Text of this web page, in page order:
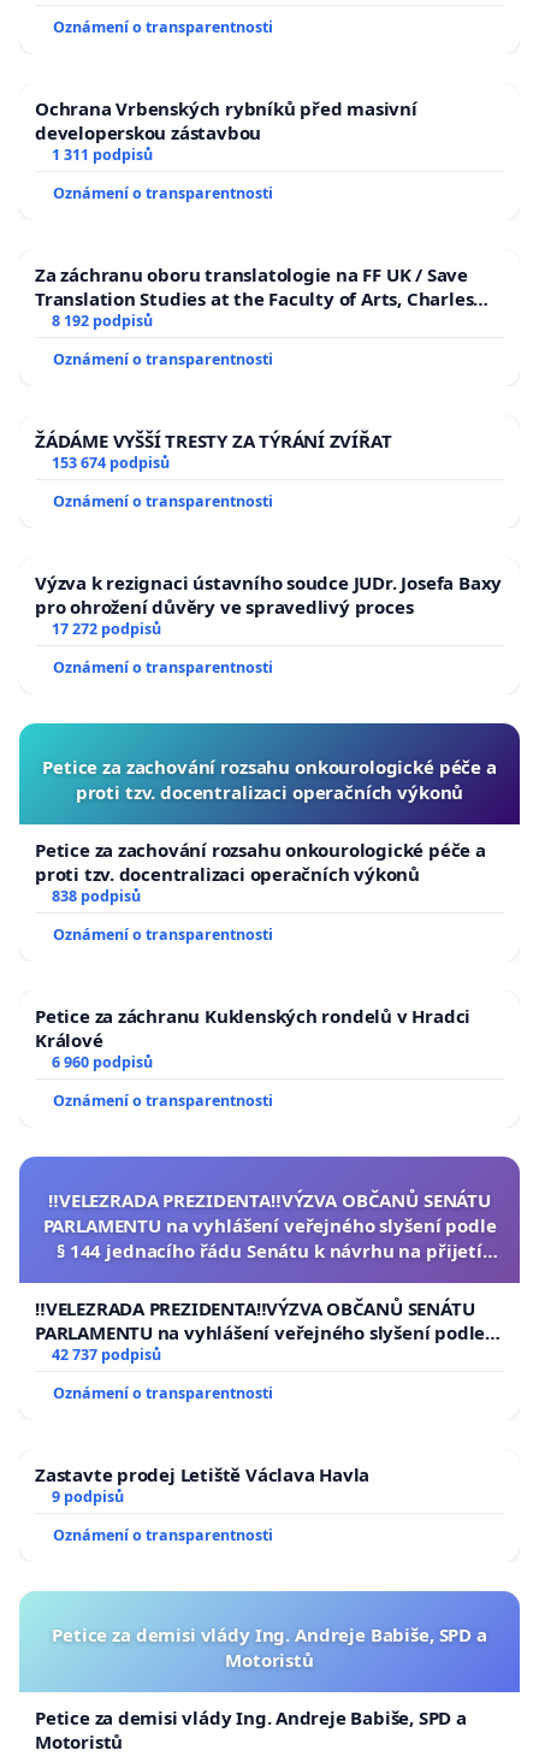
Oznámení o transparentnosti
Ochrana Vrbenských rybníků před masivní
developerskou zástavbou
1 311 podpisů
Oznámení o transparentnosti
Za záchranu oboru translatologie na FF UK / Save
Translation Studies at the Faculty of Arts, Charles
University
8 192 podpisů
Oznámení o transparentnosti
ŽÁDÁME VYŠŠÍ TRESTY ZA TÝRÁNÍ ZVÍŘAT
153 674 podpisů
Oznámení o transparentnosti
Výzva k rezignaci ústavního soudce JUDr. Josefa Baxy
pro ohrožení důvěry ve spravedlivý proces
17 272 podpisů
Oznámení o transparentnosti
Petice za zachování rozsahu onkourologické péče a
proti tzv. docentralizaci operačních výkonů
Petice za zachování rozsahu onkourologické péče a
proti tzv. docentralizaci operačních výkonů
838 podpisů
Oznámení o transparentnosti
Petice za záchranu Kuklenských rondelů v Hradci
Králové
6 960 podpisů
Oznámení o transparentnosti
‼️VELEZRADA PREZIDENTA‼️VÝZVA OBČANŮ SENÁTU
PARLAMENTU na vyhlášení veřejného slyšení podle
§ 144 jednacího řádu Senátu k návrhu na přijetí
republiky
‼️VELEZRADA PREZIDENTA‼️VÝZVA OBČANŮ SENÁTU
PARLAMENTU na vyhlášení veřejného slyšení podle §
144 jednacího řádu Senátu k návrhu na přijetí
republiky
42 737 podpisů
Oznámení o transparentnosti
Zastavte prodej Letiště Václava Havla
9 podpisů
Oznámení o transparentnosti
Petice za demisi vlády Ing. Andreje Babiše, SPD a
Motoristů
Petice za demisi vlády Ing. Andreje Babiše, SPD a
Motoristů